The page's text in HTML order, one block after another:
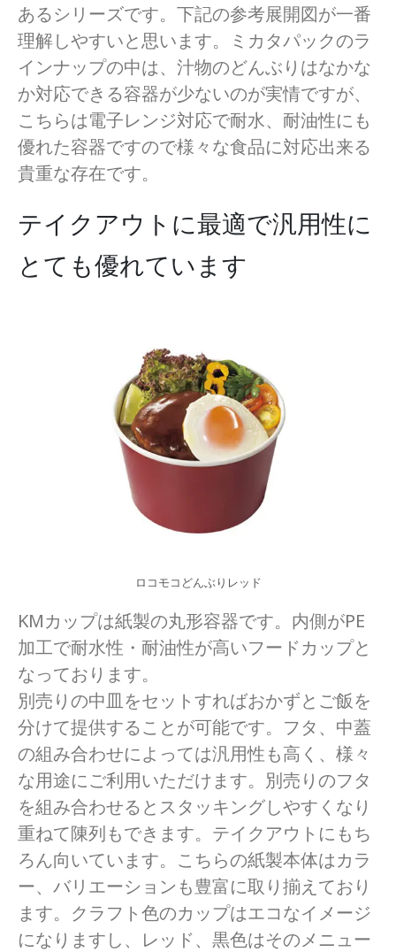
あるシリーズです。下記の参考展開図が一番
理解しやすいと思います。ミカタパックのラ
インナップの中は、汁物のどんぶりはなかな
か対応できる容器が少ないのが実情ですが、
こちらは電子レンジ対応で耐水、耐油性にも
優れた容器ですので様々な食品に対応出来る
貴重な存在です。
テイクアウトに最適で汎用性に
とても優れています
ロコモコどんぶりレッド
KMカップは紙製の丸形容器です。内側がPE
加工で耐水性・耐油性が高いフードカップと
なっております。
別売りの中皿をセットすればおかずとご飯を
分けて提供することが可能です。フタ、中蓋
の組み合わせによっては汎用性も高く、様々
な用途にご利用いただけます。別売りのフタ
を組み合わせるとスタッキングしやすくなり
重ねて陳列もできます。テイクアウトにもち
ろん向いています。こちらの紙製本体はカラ
ー、バリエーションも豊富に取り揃えており
ます。クラフト色のカップはエコなイメージ
になりますし、レッド、黒色はそのメニュー